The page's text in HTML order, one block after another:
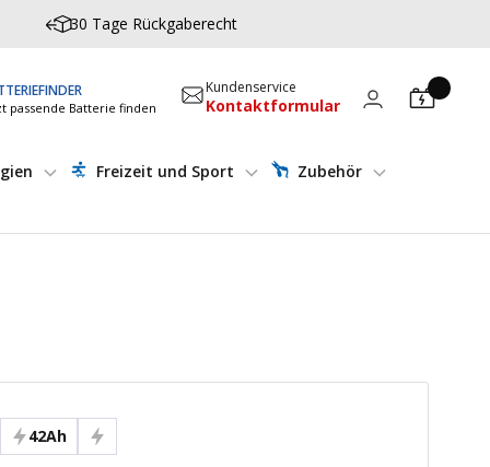
30 Tage Rückgaberecht
passende Batterie finden
Kundenservice
Kontaktformular
Freizeit und Sport Zubehör
42Ah